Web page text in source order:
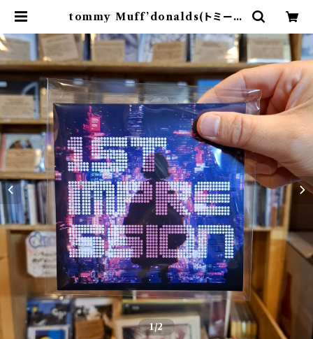
tommy Muff’donalds(トミーマ
D) | 9spices distro
1/2